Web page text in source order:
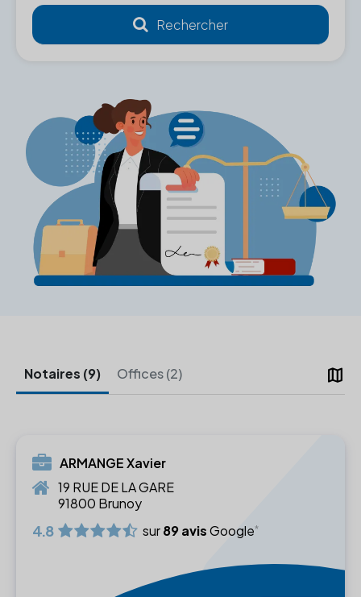
map
Notaires (9) Offices (2)
ARMANGE Xavier
19 RUE DE LA GARE
91800 Brunoy
4.8 sur89 avisGoogle